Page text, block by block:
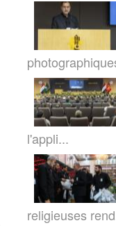
l'appli...
religieuses